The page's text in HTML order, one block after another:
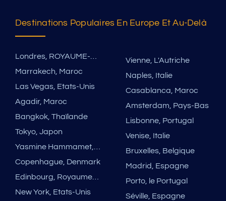
Destinations Populaires En Europe Et Au-Delà
Londres, ROYAUME-UNI
Marrakech, Maroc
Las Vegas, Etats-Unis
Agadir, Maroc
Bangkok, Thaïlande
Tokyo, Japon
Yasmine Hammamet, Tunisie
Copenhague, Denmark
Edinbourg, Royaume-Uni
New York, Etats-Unis
Vienne, L'Autriche
Naples, Italie
Casablanca, Maroc
Amsterdam, Pays-Bas
Lisbonne, Portugal
Venise, Italie
Bruxelles, Belgique
Madrid, Espagne
Porto, le Portugal
Séville, Espagne